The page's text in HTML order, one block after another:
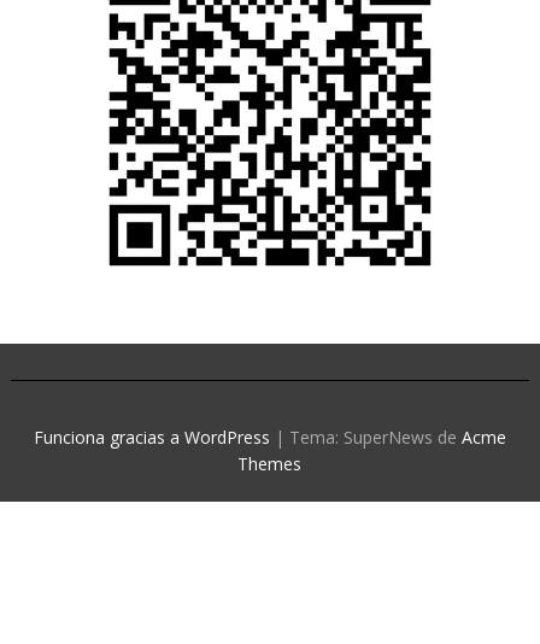
Funciona gracias a WordPress | Tema: SuperNews de Acme
Themes